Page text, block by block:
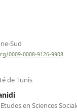
Sud
0009-0008-9126-9908
de Tunis
en Sciences